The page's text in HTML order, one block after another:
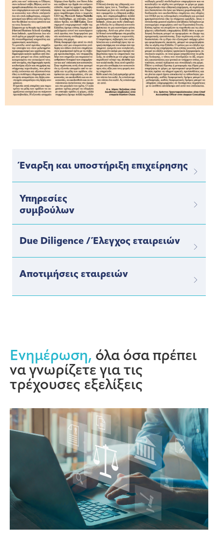
Έναρξη και υποστήριξη επιχείρησης
Υπηρεσίες
συμβούλων
Due Diligence / Έλεγχος εταιρειών
Αποτιμήσεις εταιρειών
Ενημέρωση, όλα όσα πρέπει
να γνωρίζετε για τις
τρέχουσες εξελίξεις